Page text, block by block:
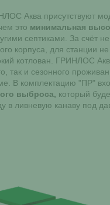
Аква присутствуют
это минимальная
септиками. За счёт
корпуса, для станции
котлован. ГРИНЛОС
так и сезонного
В комплектацию "ПР"
выброса, который
в ливневую канаву под